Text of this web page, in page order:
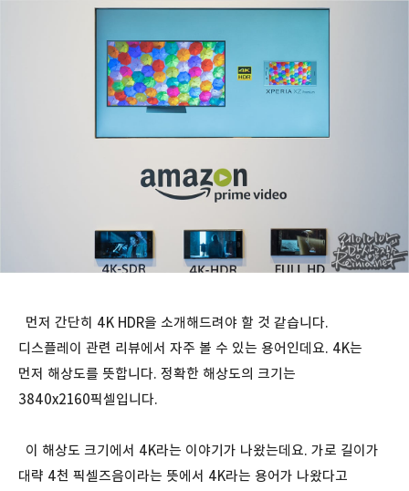
먼저 간단히 4K HDR을 소개해드려야 할 것 같습니다.
디스플레이 관련 리뷰에서 자주 볼 수 있는 용어인데요. 4K는
먼저 해상도를 뜻합니다. 정확한 해상도의 크기는
3840x2160픽셀입니다.
이 해상도 크기에서 4K라는 이야기가 나왔는데요. 가로 길이가
대략 4천 픽셀즈음이라는 뜻에서 4K라는 용어가 나왔다고